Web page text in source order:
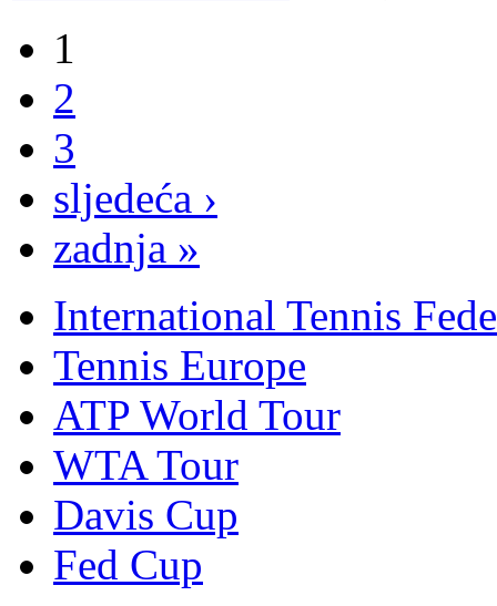
1
2
3
sljedeća ›
zadnja »
International Tennis
Tennis Europe
ATP World Tour
WTA Tour
Davis Cup
Fed Cup